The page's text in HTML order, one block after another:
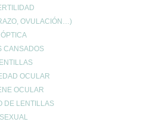
OVULACIÓN…)
ÓPTICA
CANSADOS
OCULAR
OCULAR
DE LENTILLAS
SEXUAL